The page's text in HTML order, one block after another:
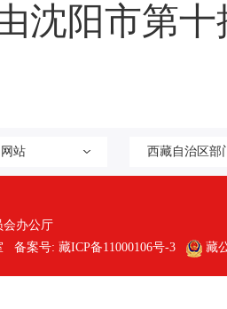
沈阳市第
站 西藏自治区部
会办公厅
备案号: 藏ICP备11000106号-3 藏